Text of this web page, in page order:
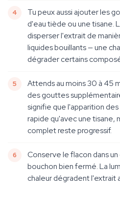
Tu peux aussi ajouter les
d'eau tiède ou une tisane.
disperser l'extrait de
liquides bouillants — une
dégrader certains
Attends au moins 30 à 45
des gouttes
signifie que l'apparition
rapide qu'avec une
complet reste progressif.
Conserve le flacon dans
bouchon bien fermé. La
chaleur dégradent l'extrait